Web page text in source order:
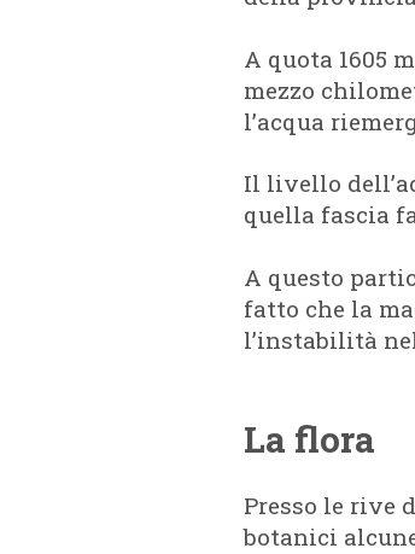
A quota 1605
mezzo
l’acqua
Il livello
quella fascia
A questo
fatto che la
l’instabilità
La flora
Presso le rive
botanici